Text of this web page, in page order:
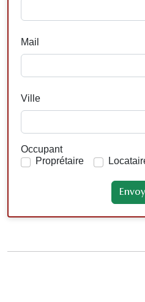
Mail
Ville
Occupant
Proprétaire